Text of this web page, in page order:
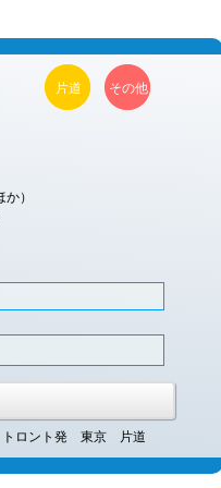
その他
片道
）
トロント発 東京 片道